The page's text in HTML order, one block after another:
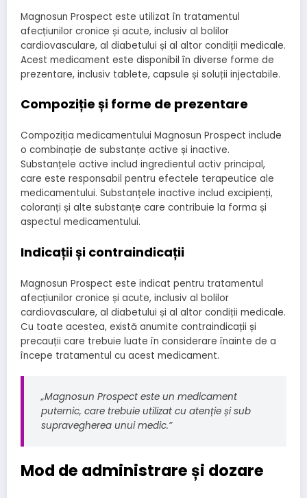
Magnosun Prospect este utilizat în tratamentul
afecțiunilor cronice și acute, inclusiv al bolilor
cardiovasculare, al diabetului și al altor condiții medicale.
Acest medicament este disponibil în diverse forme de
prezentare, inclusiv tablete, capsule și soluții injectabile.
Compoziție și forme de prezentare
Compoziția medicamentului Magnosun Prospect include
o combinație de substanțe active și inactive.
Substanțele active includ ingredientul activ principal,
care este responsabil pentru efectele terapeutice ale
medicamentului. Substanțele inactive includ excipienți,
coloranți și alte substanțe care contribuie la forma și
aspectul medicamentului.
Indicații și contraindicații
Magnosun Prospect este indicat pentru tratamentul
afecțiunilor cronice și acute, inclusiv al bolilor
cardiovasculare, al diabetului și al altor condiții medicale.
Cu toate acestea, există anumite contraindicații și
precauții care trebuie luate în considerare înainte de a
începe tratamentul cu acest medicament.
„Magnosun Prospect este un medicament
puternic, care trebuie utilizat cu atenție și sub
supravegherea unui medic.”
Mod de administrare și dozare